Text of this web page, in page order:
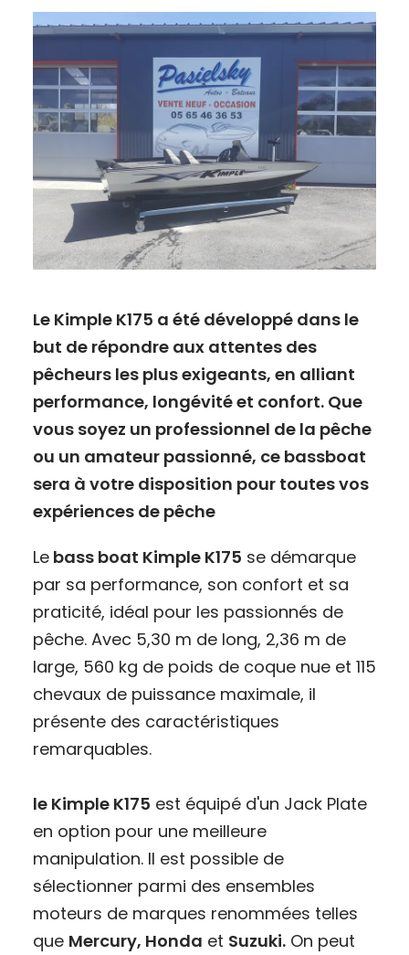
Le Kimple K175 a été développé dans le
but de répondre aux attentes des
pêcheurs les plus exigeants, en alliant
performance, longévité et confort. Que
vous soyez un professionnel de la pêche
ou un amateur passionné, ce bassboat
sera à votre disposition pour toutes vos
expériences de pêche
Lebass boat Kimple K175 se démarque
par sa performance, son confort et sa
praticité, idéal pour les passionnés de
pêche. Avec 5,30 m de long, 2,36 m de
large, 560 kg de poids de coque nue et 115
chevauxde puissance maximale, il
présente des caractéristiques
remarquables.
le Kimple K175 est équipé d'un Jack Plate
en option pour une meilleure
manipulation. Il est possible de
sélectionner parmi des ensembles
moteurs de marques renommées telles
que Mercury, Honda et Suzuki.On peut